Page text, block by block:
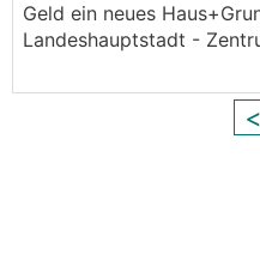
In Aigen, komplette
da. Wohnung renoviert,
Raiffeisenbank Makler
Nachbar hat sein
Geld ein neues
Landeshauptstadt -
<